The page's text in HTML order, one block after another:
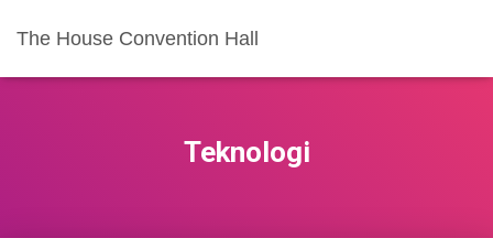
The House Convention Hall
Teknologi